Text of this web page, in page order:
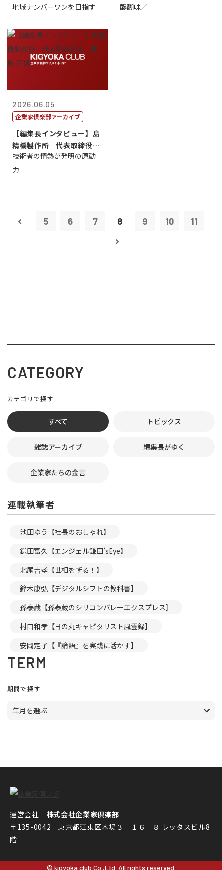
地域ナンバーワンを目指す
醍醐味／
2026.06.05
企業家倶楽部アーカイブ
【編集長インタビュー】島
精機製作所 代表取締役
社 長 島 正...
技術者の情熱が発明の原動
力
5 6 7 8 9 10 11
CATEGORY
カテゴリで探す
すべて トピックス
雑誌アーカイブ 編集長がゆく
企業家たちの金言
連載執筆者
池田ゆう【社長のおしゃれ】
鎌田富久【エンジェル鎌田’sEye】
北尾吉孝【世相を斬る！】
鈴木康弘【デジタルシフトの教科書】
孫泰蔵【孫泰蔵のシリコンバレーエクスプレス】
村口和孝【日の丸キャピタリスト風雲録】
安岡定子【『論語』を実践に活かす】
TERM
期間で探す
年月を選ぶ
運営会社｜ 株式会社企業家倶楽部
〒135-0042 東京都江東区木場３－１６－８ レッタスビル8
階
© kigyoka club Co.,Ltd. All rights reserved.